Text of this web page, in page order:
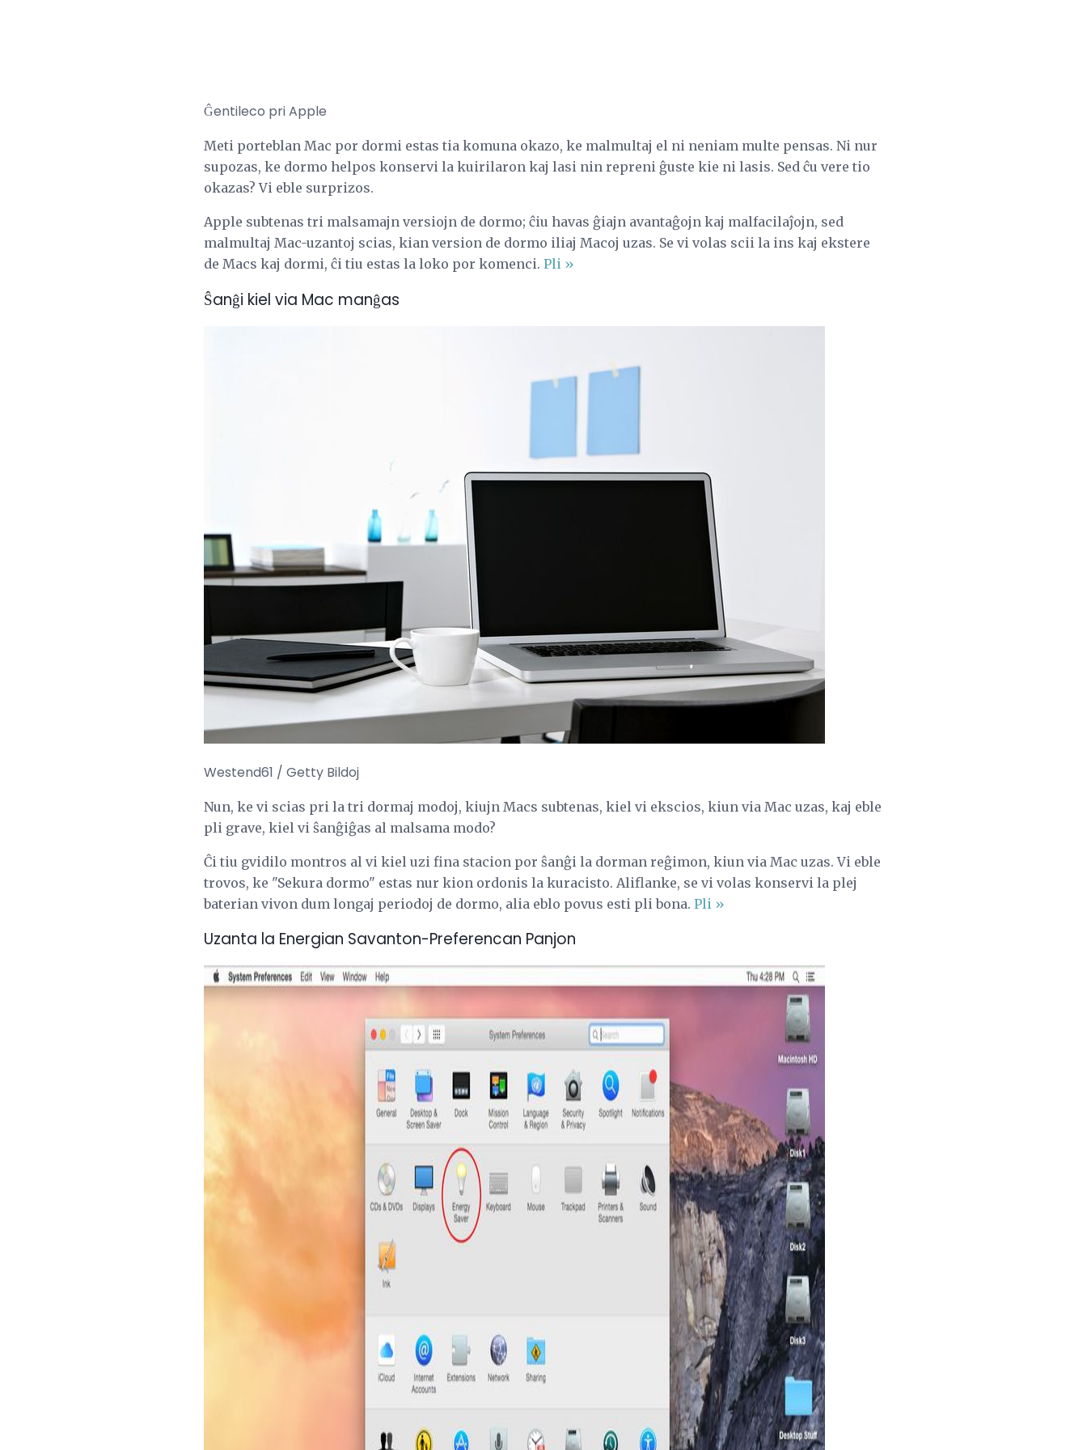
Ĝentileco pri Apple
Meti porteblan Mac por dormi estas tia komuna okazo, ke malmultaj el ni neniam multe pensas. Ni nur
supozas, ke dormo helpos konservi la kuirilaron kaj lasi nin repreni ĝuste kie ni lasis. Sed ĉu vere tio
okazas? Vi eble surprizos.
Apple subtenas tri malsamajn versiojn de dormo; ĉiu havas ĝiajn avantaĝojn kaj malfacilaĵojn, sed
malmultaj Mac-uzantoj scias, kian version de dormo iliaj Macoj uzas. Se vi volas scii la ins kaj ekstere
de Macs kaj dormi, ĉi tiu estas la loko por komenci. Pli »
Ŝanĝi kiel via Mac manĝas
Westend61 / Getty Bildoj
Nun, ke vi scias pri la tri dormaj modoj, kiujn Macs subtenas, kiel vi ekscios, kiun via Mac uzas, kaj eble
pli grave, kiel vi ŝanĝiĝas al malsama modo?
Ĉi tiu gvidilo montros al vi kiel uzi fina stacion por ŝanĝi la dorman reĝimon, kiun via Mac uzas. Vi eble
trovos, ke "Sekura dormo" estas nur kion ordonis la kuracisto. Aliflanke, se vi volas konservi la plej
baterian vivon dum longaj periodoj de dormo, alia eblo povus esti pli bona. Pli »
Uzanta la Energian Savanton-Preferencan Panjon